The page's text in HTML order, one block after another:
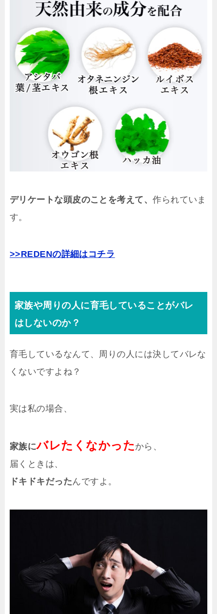
デリケートな頭皮のことを考えて、作られていま
す。
>>REDENの詳細はコチラ
家族や周りの人に育毛していることがバレ
はしないのか？
育毛しているなんて、周りの人には決してバレな
くないですよね？
実は私の場合、
家族にバレたくなかった から、
届くときは、
ドキドキだったんですよ。